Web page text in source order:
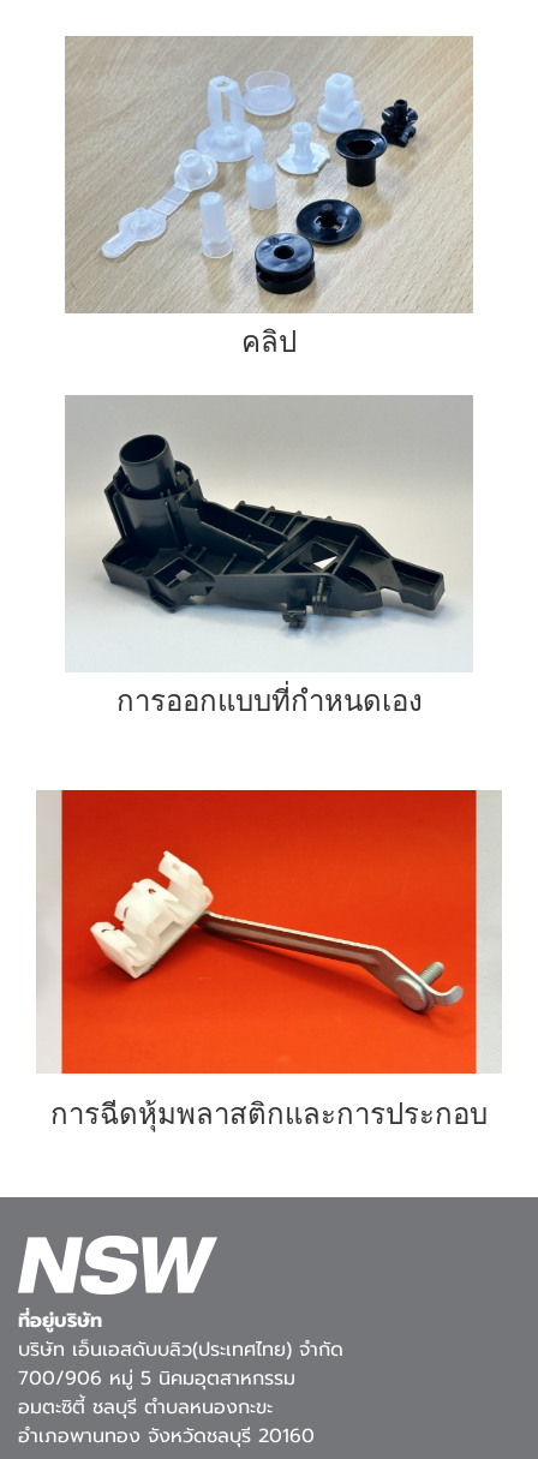
คลิป
การออกแบบที่กำหนดเอง
การฉีดหุ้มพลาสติกและการประกอบ
ที่อยู่บริษัท
บริษัท เอ็นเอสดับบลิว(ประเทศไทย) จำกัด
700/906 หมู่ 5 นิคมอุตสาหกรรม
อมตะซิตี้ ชลบุรี ตำบลหนองกะขะ
อำเภอพานทอง จังหวัดชลบุรี 20160